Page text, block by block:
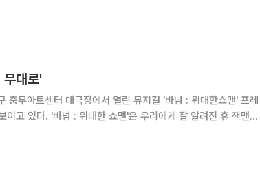
다. 19
대로'
충무아트센터 대극장에서 열린 뮤지컬 '바넘 : 위대한쇼맨' 프레
에게 잘 알려진 휴 잭맨
년 초